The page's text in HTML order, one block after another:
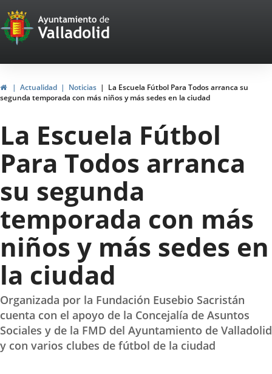
Portal
Web
del
Ayuntamiento
de
Valladolid
HomeActualidad Noticias
La Escuela Fútbol Para Todos arranca su
segunda temporada con más niños y más sedes en la ciudad
La Escuela Fútbol
Para Todos arranca
su segunda
temporada con más
niños y más sedes en
la ciudad
Organizada por la Fundación Eusebio Sacristán
cuenta con el apoyo de la Concejalía de Asuntos
Sociales y de la FMD del Ayuntamiento de Valladolid
y con varios clubes de fútbol de la ciudad